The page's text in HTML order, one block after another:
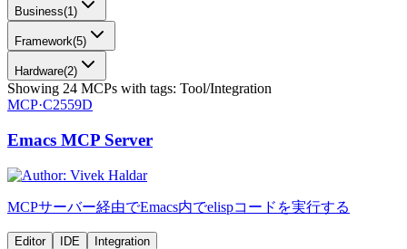
Business(1)
Framework(5)
Hardware(2)
Showing 24 MCPs with tags: Tool/Integration
MCP·C2559D
Emacs MCP Server
MCPサーバー経由でEmacs内でelispコードを実行する
Editor IDE Integration